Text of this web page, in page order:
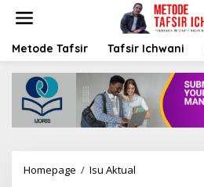
t
Metode Tafsir Tafsir Ichwani
Homepage / Isu Aktual